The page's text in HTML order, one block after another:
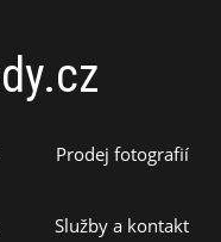
Prodej fotografií
Služby a kontakt